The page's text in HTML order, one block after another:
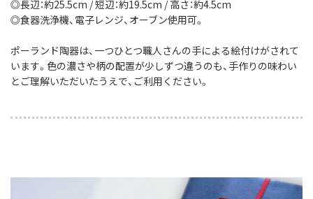
◎長辺：約25.5cm / 短辺：約19.5cm / 高さ：約4.5cm
◎食器洗浄機、電子レンジ、オーブン使用可。
ポーランド陶器は、一つひとつ職人さんの手による絵付けがされて
います。色の濃さや柄の配置が少しずつ違うのも、手作りの味わい
とご理解いただいたうえで、ご利用ください。